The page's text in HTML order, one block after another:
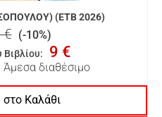
(ΕΤΒ 2026)
€ (-10%)
Βιβλίου: 9 €
Άμεσα διαθέσιμο
Καλάθι